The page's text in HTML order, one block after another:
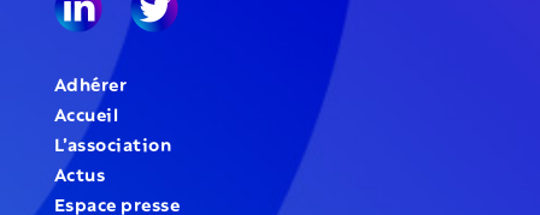
Adhérer
Accueil
L’association
Actus
Espace presse